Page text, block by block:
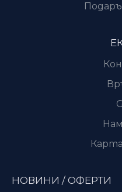
НОВИНИ / ОФЕРТИ